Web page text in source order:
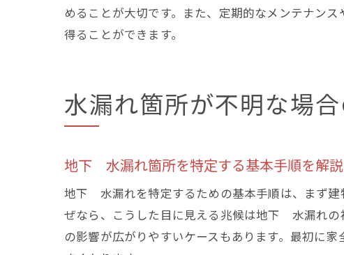
めることが大切です。また、定期的なメンテナン
得ることができます。
水漏れ箇所が不明な場
地下 水漏れ箇所を特定する基本手順を解説
地下 水漏れを特定するための基本手順は、まず建
ぜなら、こうした目に見える兆候は地下 水漏れの
の影響が広がりやすいケースもあります。最初に